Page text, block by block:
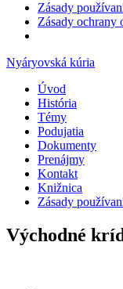
Zásady
Zásady ochrany
Nyáryovská kúria
Úvod
História
Témy
Podujatia
Dokumenty
Prenájmy
Kontakt
Knižnica
Zásady
Východné